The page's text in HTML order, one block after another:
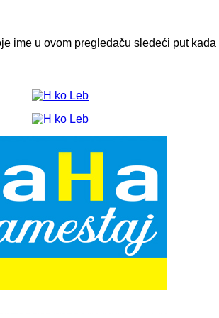
ime u ovom pregledaču sledeći put kada